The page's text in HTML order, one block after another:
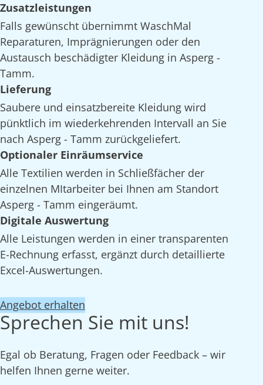
Zusatzleistungen
Falls gewünscht übernimmt WaschMal
Reparaturen, Imprägnierungen oder den
Austausch beschädigter Kleidung in Asperg -
Tamm.
Lieferung
Saubere und einsatzbereite Kleidung wird
pünktlich im wiederkehrenden Intervall an Sie
nach Asperg - Tamm zurückgeliefert.
Optionaler Einräumservice
Alle Textilien werden in Schließfächer der
einzelnen MItarbeiter bei Ihnen am Standort
Asperg - Tamm eingeräumt.
Digitale Auswertung
Alle Leistungen werden in einer transparenten
E-Rechnung erfasst, ergänzt durch detaillierte
Excel-Auswertungen.
Angebot erhalten
Sprechen Sie mit uns!
Egal ob Beratung, Fragen oder Feedback – wir
helfen Ihnen gerne weiter.